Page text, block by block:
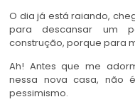
O dia já está raiando,
para descansar um
construção, porque para
Ah! Antes que me
nessa nova casa, não
pessimismo.